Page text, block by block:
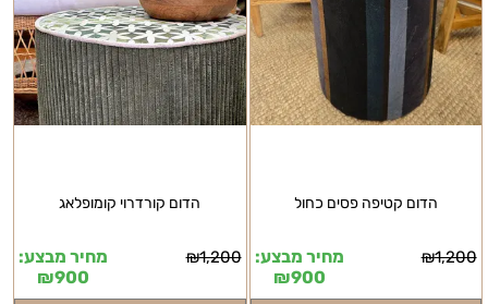
הדום קטיפה פסים כחול
₪1,200
מחיר מבצע:
₪900
הדום קורדרוי קומופלאג
₪1,200
מחיר מבצע:
₪900